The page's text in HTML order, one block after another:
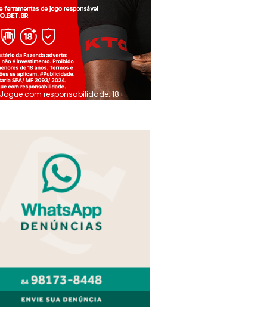
Jogue com responsabilidade. 18+